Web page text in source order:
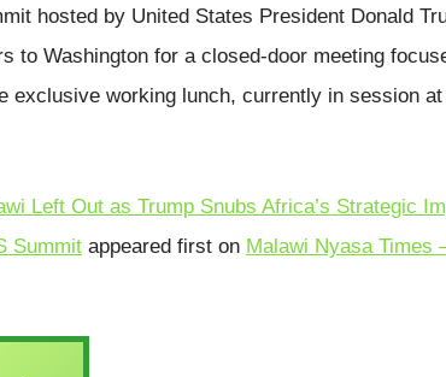
hosted by United States President Donald
to Washington for a closed-door meeting
exclusive working lunch, currently in session
Left Out as Trump Snubs Africa’s Strategic
Summit appeared first on Malawi Nyasa Times